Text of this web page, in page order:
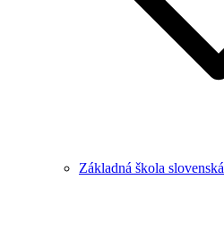
Základná škola slovenská